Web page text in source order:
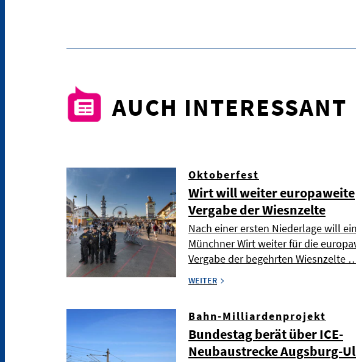
AUCH INTERESSANT
Oktoberfest
Wirt will weiter europaweite
Vergabe der Wiesnzelte
Nach einer ersten Niederlage will ein
Münchner Wirt weiter für die
Vergabe der begehrten Wiesnzelte
WEITER
Bahn-Milliardenprojekt
Bundestag berät über ICE-
Neubaustrecke Augsburg-